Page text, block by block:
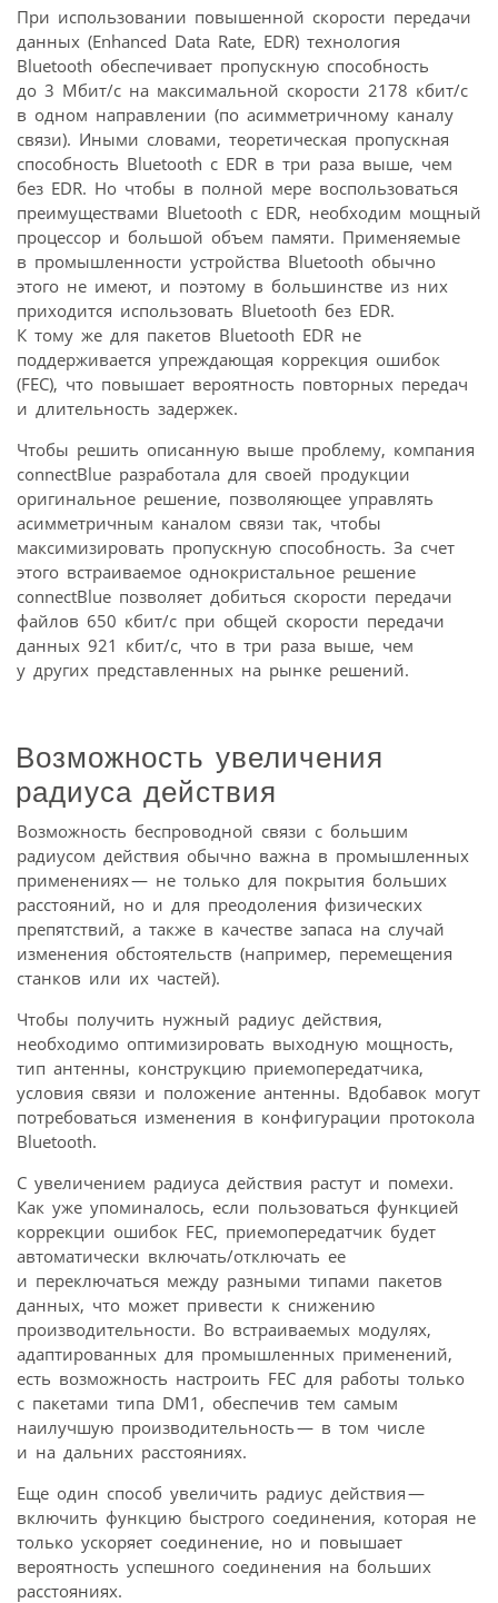
При использовании повышенной скорости передачи
данных (Enhanced Data Rate, EDR) технология
Bluetooth обеспечивает пропускную способность
до 3 Мбит/с на максимальной скорости 2178 кбит/с
в одном направлении (по асимметричному каналу
связи). Иными словами, теоретическая пропускная
способность Bluetooth с EDR в три раза выше, чем
без EDR. Но чтобы в полной мере воспользоваться
преимуществами Bluetooth с EDR, необходим мощный
процессор и большой объем памяти. Применяемые
в промышленности устройства Bluetooth обычно
этого не имеют, и поэтому в большинстве из них
приходится использовать Bluetooth без EDR.
К тому же для пакетов Bluetooth EDR не
поддерживается упреждающая коррекция ошибок
(FEC), что повышает вероятность повторных передач
и длительность задержек.
Чтобы решить описанную выше проблему, компания
connectBlue разработала для своей продукции
оригинальное решение, позволяющее управлять
асимметричным каналом связи так, чтобы
максимизировать пропускную способность. За счет
этого встраиваемое однокристальное решение
connectBlue позволяет добиться скорости передачи
файлов 650 кбит/с при общей скорости передачи
данных 921 кбит/с, что в три раза выше, чем
у других представленных на рынке решений.
Возможность увеличения
радиуса действия
Возможность беспроводной связи с большим
радиусом действия обычно важна в промышленных
применениях — не только для покрытия больших
расстояний, но и для преодоления физических
препятствий, а также в качестве запаса на случай
изменения обстоятельств (например, перемещения
станков или их частей).
Чтобы получить нужный радиус действия,
необходимо оптимизировать выходную мощность,
тип антенны, конструкцию приемопередатчика,
условия связи и положение антенны. Вдобавок могут
потребоваться изменения в конфигурации протокола
Bluetooth.
С увеличением радиуса действия растут и помехи.
Как уже упоминалось, если пользоваться функцией
коррекции ошибок FEC, приемопередатчик будет
автоматически включать/отключать ее
и переключаться между разными типами пакетов
данных, что может привести к снижению
производительности. Во встраиваемых модулях,
адаптированных для промышленных применений,
есть возможность настроить FEC для работы только
с пакетами типа DM1, обеспечив тем самым
наилучшую производительность — в том числе
и на дальних расстояниях.
Еще один способ увеличить радиус действия —
включить функцию быстрого соединения, которая не
только ускоряет соединение, но и повышает
вероятность успешного соединения на больших
расстояниях.